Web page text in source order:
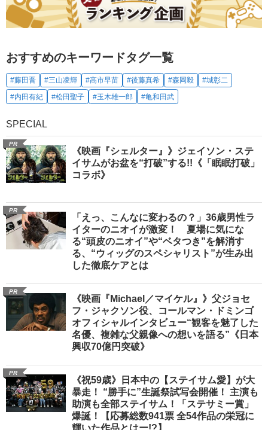
おすすめのキーワードタグ一覧
#藤田晋 #三山凌輝 #高市早苗 #後藤真希 #森岡毅
#城彰二
#内田有紀
#松田聖子 #玉木雄一郎 #亀和田武
SPECIAL
PR
《映画『シェルター』》ジェイソン・ステ
イサムがお盆を“打破”する!!《「眠眠打破」
コラボ》
PR
「えっ、こんなに変わるの？」36歳男性ラ
イターのニオイが激変！ 夏場に気にな
る“頭皮のニオイ”や“ベタつき”を解消す
る、“ウィッグのスペシャリスト”が生み出
した徹底ケアとは
PR
《映画『Michael／マイケル』》父ジョセ
フ・ジャクソン役、コールマン・ドミンゴ
オフィシャルインタビュー“観客を魅了した
名優、複雑な父親像への想いを語る”《日本
興収70億円突破》
PR
《祝59歳》日本中の【ステイサム愛】が大
暴走！ “勝手に”生誕祭試写会開催！ 主演も
助演も全部ステイサム！「ステサミー賞」
爆誕！【応募総数941票 全54作品の栄冠に